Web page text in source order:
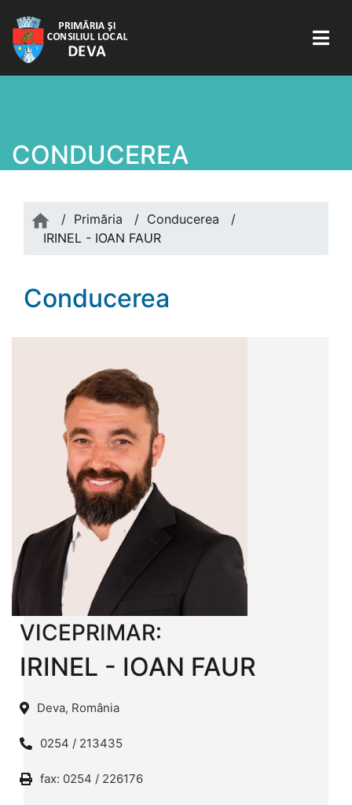
CONDUCEREA
/ Primăria / Conducerea
/
IRINEL - IOAN FAUR
Conducerea
VICEPRIMAR:
IRINEL - IOAN FAUR
Deva, România
0254 / 213435
fax: 0254 / 226176